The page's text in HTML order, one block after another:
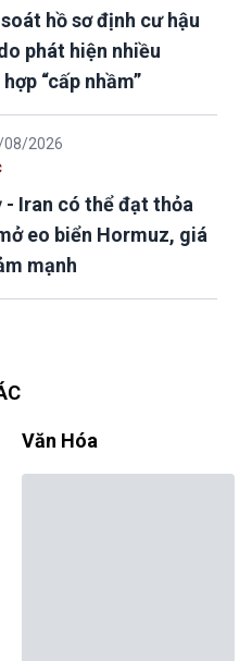
hồ sơ định cư hậu
phát hiện nhiều
“cấp nhầm”
08/2026
- Iran có thể đạt thỏa
eo biển Hormuz, giá
mạnh
Văn Hóa